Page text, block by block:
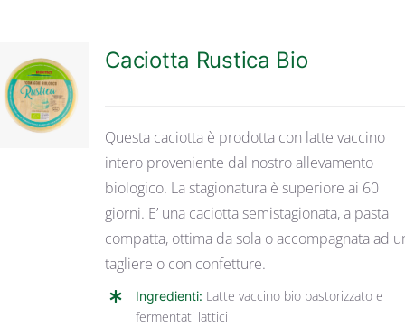
DETTAGLI
Caciotta Rustica Bio
Questa caciotta è prodotta con latte vaccino
intero proveniente dal nostro allevamento
biologico. La stagionatura è superiore ai 60
giorni. E’ una caciotta semistagionata, a pasta
compatta, ottima da sola o accompagnata ad
tagliere o con confetture.
Ingredienti: Latte vaccino bio pastorizzato e
fermentati lattici